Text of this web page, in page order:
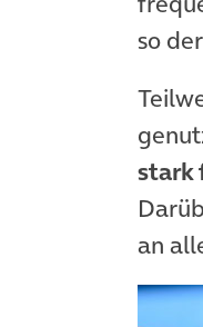
so
stark
an